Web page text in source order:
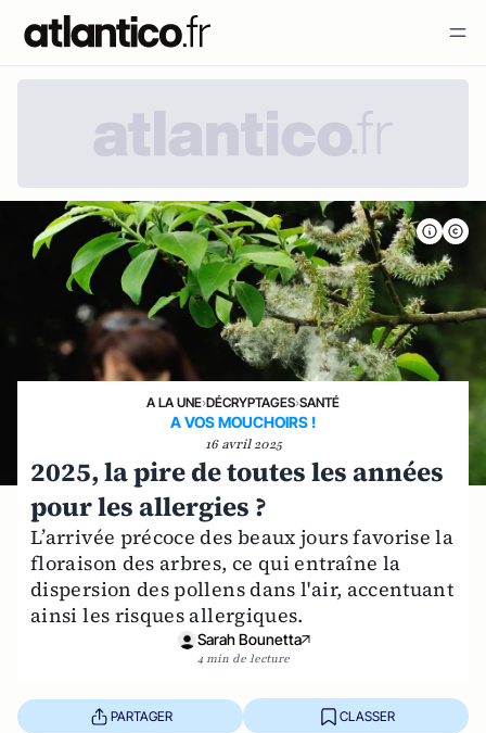
A LA UNE›DÉCRYPTAGES›SANTÉ
A VOS MOUCHOIRS !
16 avril 2025
2025, la pire de toutes les années
pour les allergies ?
L’arrivée précoce des beaux jours favorise la
floraison des arbres, ce qui entraîne la
dispersion des pollens dans l'air, accentuant
ainsi les risques allergiques.
Sarah Bounetta
4 min de lecture
PARTAGER CLASSER